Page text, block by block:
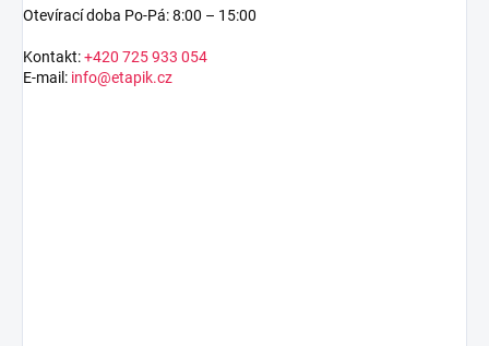
Otevírací doba Po-Pá: 8:00 – 15:00
Kontakt:+420 725 933 054
E-mail: info@etapik.cz